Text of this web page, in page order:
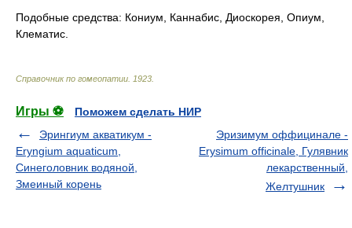
Подобные средства: Кониум, Каннабис, Диоскорея, Опиум,
Клематис.
Справочник по гомеопатии 1923
Игры ⚽
Поможем сделать НИР
Эрингиум акватикум -
Еryngium aquaticum,
Синеголовник водяной,
Змеиный корень
Эризимум оффицинале -
Erysimum officinale, Гулявник
лекарственный,
Желтушник